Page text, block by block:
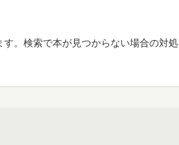
。検索で本が見つからない場合の対処